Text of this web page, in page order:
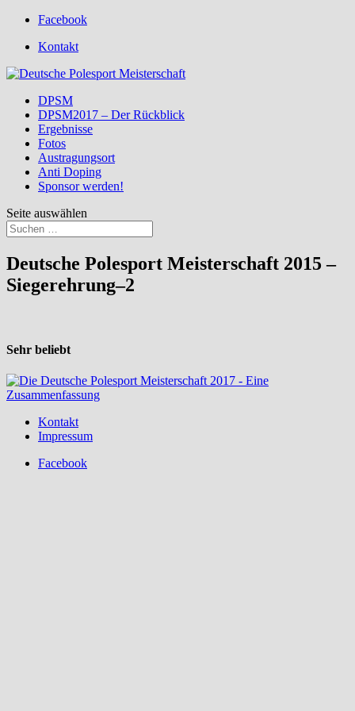
Facebook
Kontakt
DPSM
DPSM2017 – Der Rückblick
Ergebnisse
Fotos
Austragungsort
Anti Doping
Sponsor werden!
Seite auswählen
Deutsche Polesport Meisterschaft 2015 –
Siegerehrung–2
Sehr beliebt
Kontakt
Impressum
Facebook